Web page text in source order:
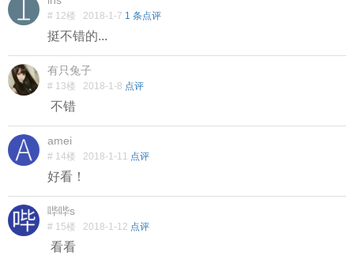
# 12楼 2018-1-7 1 条点评
挺不错的...
有只兔子
# 13楼 2018-1-8 点评
不错
amei
# 14楼 2018-1-11 点评
好看！
哔哔s
# 15楼 2018-1-12 点评
看看